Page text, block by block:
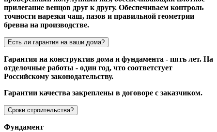
прилегание венцов друг к другу. Обеспечиваем контроль
точности нарезки чаш, пазов и правильной геометрии
бревна на производстве.
Есть ли гарантия на ваши дома?
Гарантия на конструктив дома и фундамента - пять лет. На
отделочные работы - один год, что соответстует
Российскому законодательству.
Гарантии качества закреплены в договоре с заказчиком.
Сроки строительства?
Фундамент